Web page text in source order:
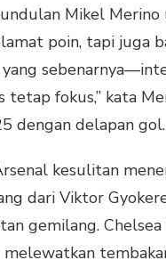
Mikel
poin, tapi juga
tetap fokus,” kata
dengan delapan gol.
kesulitan
dari Viktor
gemilang.